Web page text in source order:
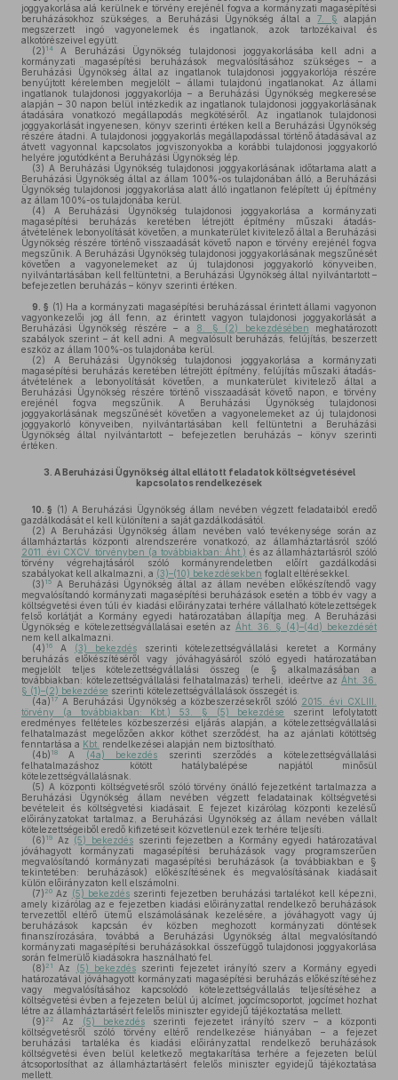
joggyakorlása alá kerülnek e törvény erejénél fogva a kormányzati magasépítési
beruházásokhoz szükséges, a Beruházási Ügynökség által a7. § alapján
megszerzett ingó vagyonelemek és ingatlanok, azok tartozékaival és
alkotórészeivel együtt.
(2) 14
A Beruházási Ügynökség tulajdonosi joggyakorlásába kell adni a
kormányzati magasépítési beruházások megvalósításához szükséges – a
Beruházási Ügynökség által az ingatlanok tulajdonosi joggyakorlója részére
benyújtott kérelemben megjelölt – állami tulajdonú ingatlanokat. Az állami
ingatlanok tulajdonosi joggyakorlója – a Beruházási Ügynökség megkeresése
alapján – 30 napon belül intézkedik az ingatlanok tulajdonosi joggyakorlásának
átadására vonatkozó megállapodás megkötéséről. Az ingatlanok tulajdonosi
joggyakorlását ingyenesen, könyv szerinti értéken kell a Beruházási Ügynökség
részére átadni. A tulajdonosi joggyakorlás megállapodással történő átadásával az
átvett vagyonnal kapcsolatos jogviszonyokba a korábbi tulajdonosi joggyakorló
helyére jogutódként a Beruházási Ügynökség lép.
(3) A Beruházási Ügynökség tulajdonosi joggyakorlásának időtartama alatt a
Beruházási Ügynökség által az állam 100%-os tulajdonában álló, a Beruházási
Ügynökség tulajdonosi joggyakorlása alatt álló ingatlanon felépített új építmény
az állam 100%-os tulajdonába kerül.
(4) A Beruházási Ügynökség tulajdonosi joggyakorlása a kormányzati
magasépítési beruházás keretében létrejött építmény műszaki átadás-
átvételének lebonyolítását követően, a munkaterület kivitelező által a Beruházási
Ügynökség részére történő visszaadását követő napon e törvény erejénél fogva
megszűnik. A Beruházási Ügynökség tulajdonosi joggyakorlásának megszűnését
követően a vagyonelemeket az új tulajdonosi joggyakorló könyveiben,
nyilvántartásában kell feltüntetni, a Beruházási Ügynökség által nyilvántartott –
befejezetlen beruházás – könyv szerinti értéken.
9. § (1) Ha a kormányzati magasépítési beruházással érintett állami vagyonon
vagyonkezelői jog áll fenn, az érintett vagyon tulajdonosi joggyakorlását a
Beruházási Ügynökség részére – a 8. § (2) bekezdésében meghatározott
szabályok szerint – át kell adni. A megvalósult beruházás, felújítás, beszerzett
eszköz az állam 100%-os tulajdonába kerül.
(2) A Beruházási Ügynökség tulajdonosi joggyakorlása a kormányzati
magasépítési beruházás keretében létrejött építmény, felújítás műszaki átadás-
átvételének a lebonyolítását követően, a munkaterület kivitelező által a
Beruházási Ügynökség részére történő visszaadását követő napon, e törvény
erejénél fogva megszűnik. A Beruházási Ügynökség tulajdonosi
joggyakorlásának megszűnését követően a vagyonelemeket az új tulajdonosi
joggyakorló könyveiben, nyilvántartásában kell feltüntetni a Beruházási
Ügynökség által nyilvántartott – befejezetlen beruházás – könyv szerinti
értéken.
3. A Beruházási Ügynökség által ellátott feladatok költségvetésével
kapcsolatos rendelkezések
10. § (1) A Beruházási Ügynökség állam nevében végzett feladataiból eredő
gazdálkodását el kell különíteni a saját gazdálkodásától.
(2) A Beruházási Ügynökség állam nevében való tevékenysége során az
államháztartás központi alrendszerére vonatkozó, az államháztartásról szóló
2011. évi CXCV. törvényben (a továbbiakban: Áht.) és az államháztartásról szóló
törvény végrehajtásáról szóló kormányrendeletben előírt gazdálkodási
szabályokat kell alkalmazni, a (3)–(10) bekezdésekben foglalt eltérésekkel.
(3) 15
A Beruházási Ügynökség által az állam nevében előkészítendő vagy
megvalósítandó kormányzati magasépítési beruházások esetén a több év vagy a
költségvetési éven túli év kiadási előirányzatai terhére vállalható kötelezettségek
felső korlátját a Kormány egyedi határozatában állapítja meg. A Beruházási
Ügynökség e kötelezettségvállalásai esetén az Áht. 36. § (4)–(4d) bekezdését
nem kell alkalmazni.
(4) 16 A (3) bekezdésszerinti kötelezettségvállalási keretet a Kormány
beruházás előkészítéséről vagy jóváhagyásáról szóló egyedi határozatában
megjelölt teljes kötelezettségvállalási összeg (e § alkalmazásában a
továbbiakban: kötelezettségvállalási felhatalmazás) terheli, ideértve az Áht. 36.
§ (1)–(2) bekezdése szerinti kötelezettségvállalások összegét is.
(4a) 17 A Beruházási Ügynökség a közbeszerzésekről szóló 2015. évi CXLIII.
törvény (a továbbiakban: Kbt.) 53. § (5) bekezdése
szerint lefolytatott
eredményes feltételes közbeszerzési eljárás alapján, a kötelezettségvállalási
felhatalmazást megelőzően akkor köthet szerződést, ha az ajánlati kötöttség
fenntartása a Kbt. rendelkezései alapján nem biztosítható.
(4b) 18 A (4a) bekezdés szerinti szerződés a kötelezettségvállalási
felhatalmazáshoz kötött hatálybalépése napjától minősül
kötelezettségvállalásnak.
(5) A központi költségvetésről szóló törvény önálló fejezetként tartalmazza a
Beruházási Ügynökség állam nevében végzett feladatainak költségvetési
bevételeit és költségvetési kiadásait. E fejezet kizárólag központi kezelésű
előirányzatokat tartalmaz, a Beruházási Ügynökség az állam nevében vállalt
kötelezettségeiből eredő kifizetéseit közvetlenül ezek terhére teljesíti.
(6) 19 Az (5) bekezdés szerinti fejezetben a Kormány egyedi határozatával
jóváhagyott kormányzati magasépítési beruházások vagy programszerűen
megvalósítandó kormányzati magasépítési beruházások (a továbbiakban e §
tekintetében: beruházások) előkészítésének és megvalósításának kiadásait
külön előirányzaton kell elszámolni.
(7) 20 Az (5) bekezdés szerinti fejezetben beruházási tartalékot kell képezni,
amely kizárólag az e fejezetben kiadási előirányzattal rendelkező beruházások
tervezettől eltérő ütemű elszámolásának kezelésére, a jóváhagyott vagy új
beruházások kapcsán év közben meghozott kormányzati döntések
finanszírozására, továbbá a Beruházási Ügynökség által megvalósítandó
kormányzati magasépítési beruházásokkal összefüggő tulajdonosi joggyakorlása
során felmerülő kiadásokra használható fel.
(8) 21 Az (5) bekezdésszerinti fejezetet irányító szerv a Kormány egyedi
határozatával jóváhagyott kormányzati magasépítési beruházás előkészítéséhez
vagy megvalósításához kapcsolódó kötelezettségvállalás teljesítéséhez a
költségvetési évben a fejezeten belül új alcímet, jogcímcsoportot, jogcímet hozhat
létre az államháztartásért felelős miniszter egyidejű tájékoztatása mellett.
(9) 22 Az (5) bekezdésszerinti fejezetet irányító szerv – a központi
költségvetésről szóló törvény eltérő rendelkezése hiányában – a fejezet
beruházási tartaléka és kiadási előirányzattal rendelkező beruházások
költségvetési éven belül keletkező megtakarítása terhére a fejezeten belül
átcsoportosíthat az államháztartásért felelős miniszter egyidejű tájékoztatása
mellett.